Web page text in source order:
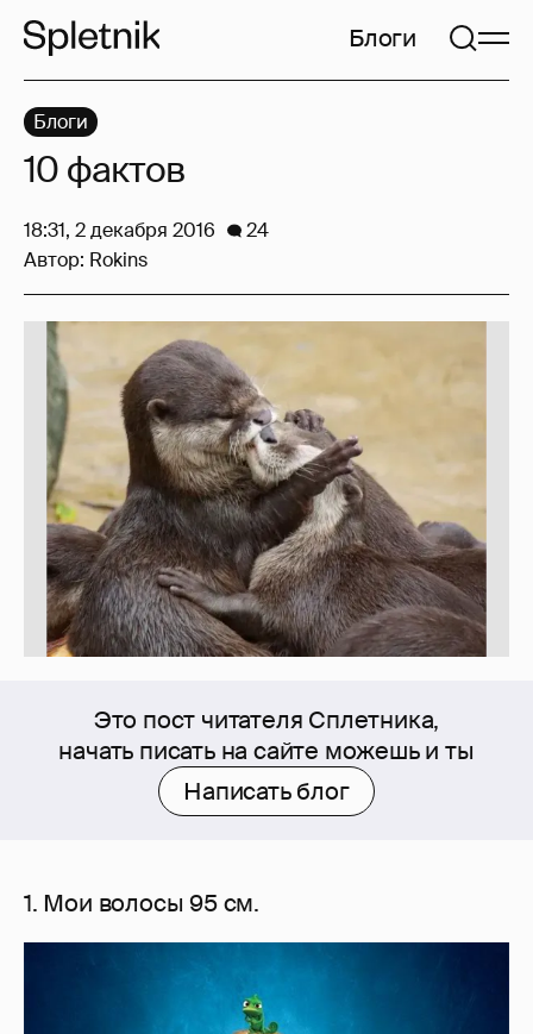
Блоги
Это пост читателя Сплетника,
начать писать на сайте можешь и ты
Написать блог
1. Мои волосы 95 см.
Блоги
10 фактов
18:31, 2 декабря 2016
24
Автор: Rokins